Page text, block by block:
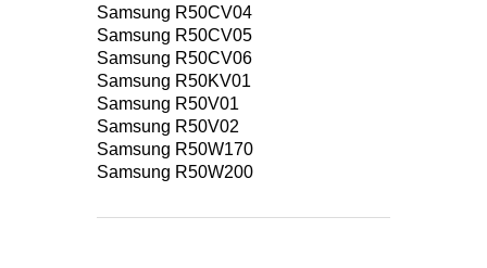
Samsung R50CV04
Samsung R50CV05
Samsung R50CV06
Samsung R50KV01
Samsung R50V01
Samsung R50V02
Samsung R50W170
Samsung R50W200